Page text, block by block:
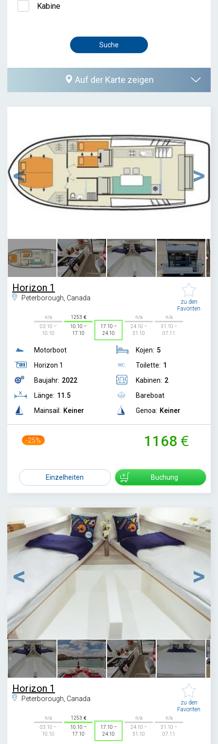
Kabine
Auf der Karte zeigen
Horizon 1
Peterborough, Canada
zu den
Favoriten
n/a
03.10 –
10.10
1253
10.10 –
17.10
17.10 –
24.10
n/a
24.10 –
31.10
n/a
31.10 –
07.11
Motorboot
Horizon 1
Baujahr: 2022
Länge: 11.5
Mainsail: Keiner
Kojen: 5
Toilette: 1
Kabinen: 2
Bareboat
Genoa: Keiner
-25% 1168
Einzelheiten Buchung
1/
Horizon 1
Peterborough, Canada
zu den
Favoriten
n/a
03.10 –
10.10
1253
10.10 –
17.10
17.10 –
24.10
n/a
24.10 –
31.10
n/a
31.10 –
07.11